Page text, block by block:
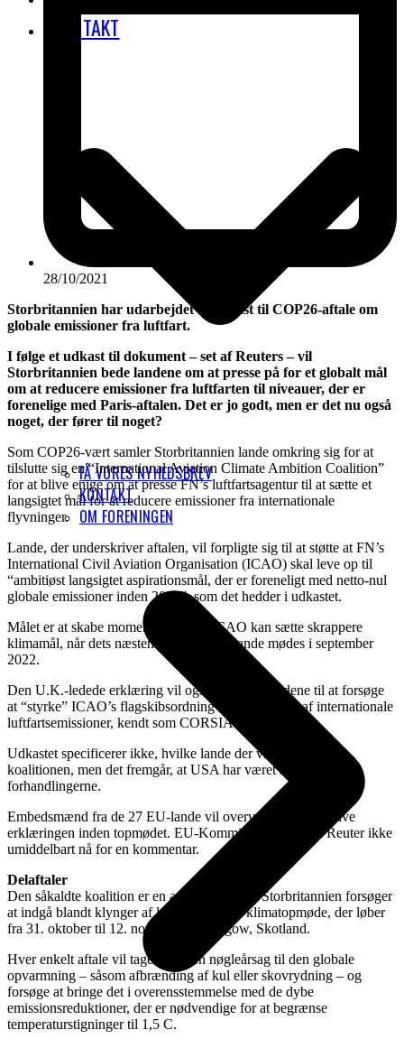
KONTAKT
FÅ VORES NYHEDSBREV
KONTAKT
OM FORENINGEN
28/10/2021
Storbritannien har udarbejdet et udkast til COP26-aftale om
globale emissioner fra luftfart.
I følge et udkast til dokument – set af Reuters – vil
Storbritannien bede landene om at presse på for et globalt mål
om at reducere emissioner fra luftfarten til niveauer, der er
forenelige med Paris-aftalen. Det er jo godt, men er det nu også
noget, der fører til noget?
Som COP26-vært samler Storbritannien lande omkring sig for at
tilslutte sig en “International Aviation Climate Ambition Coalition”
for at blive enige om at presse FN’s luftfartsagentur til at sætte et
langsigtet mål for at reducere emissioner fra internationale
flyvninger.
Lande, der underskriver aftalen, vil forpligte sig til at støtte at ​​FN’s
International Civil Aviation Organisation (ICAO) skal leve op til
“ambitiøst langsigtet aspirationsmål, der er foreneligt med netto-nul
globale emissioner inden 2050”, som det hedder i udkastet.
Målet er at skabe momentum for, at ICAO kan sætte skrappere
klimamål, når dets næsten 200 medlemslande mødes i september
2022.
Den U.K.-ledede erklæring vil også forpligte landene til at forsøge
at “styrke” ICAO’s flagskibsordning for håndtering af internationale
luftfartsemissioner, kendt som CORSIA.
Udkastet specificerer ikke, hvilke lande der vil tilslutte sig
koalitionen, men det fremgår, at USA har været involveret i
forhandlingerne.
Embedsmænd fra de 27 EU-lande vil overveje at underskrive
erklæringen inden topmødet. EU-Kommissionen kunne Reuter ikke
umiddelbart nå for en kommentar.
Delaftaler
Den såkaldte koalition er en af ​​et sæt aftaler, Storbritannien forsøger
at indgå blandt klynger af lande ved FN’s klimatopmøde, der løber
fra 31. oktober til 12. november i Glasgow, Skotland.
Hver enkelt aftale vil tage fat på en nøgleårsag til den globale
opvarmning – såsom afbrænding af kul eller skovrydning – og
forsøge at bringe det i overensstemmelse med de dybe
emissionsreduktioner, der er nødvendige for at begrænse
temperaturstigninger til 1,5 C.